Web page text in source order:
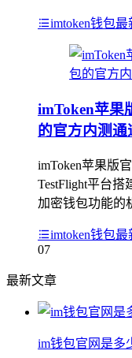
imtoken钱包
imToken苹果
的官方内测通
imToken苹果版
TestFlight平台
加密钱包功能的
imtoken钱包
07
最新文章
im钱包官网是多